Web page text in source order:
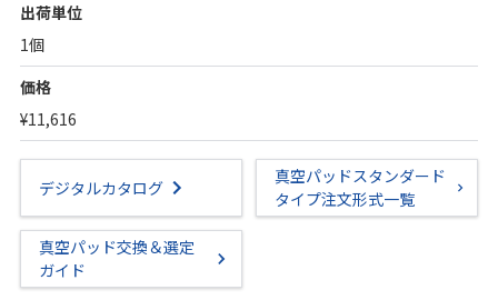
出荷単位
1個
価格
¥11,616
デジタルカタログ
真空パッドスタンダード
タイプ注文形式一覧
真空パッド交換＆選定
ガイド